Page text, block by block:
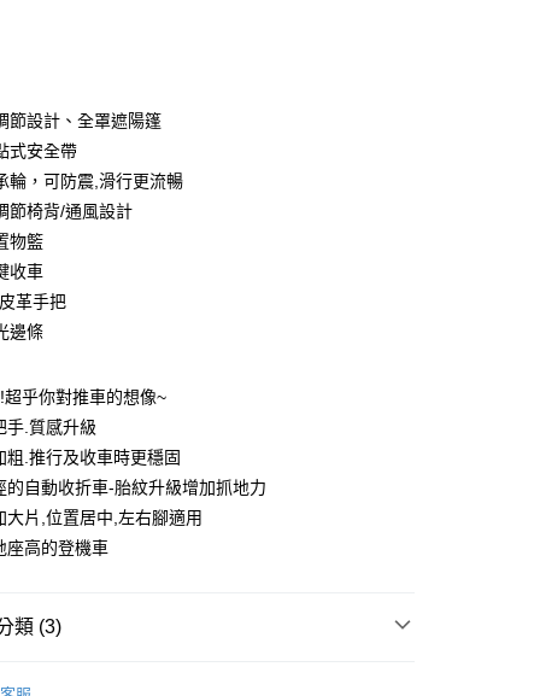
費
送
節設計、全罩遮陽篷
式安全帶
輪，可防震,滑行更流暢
節椅背/通風設計
物籃
收車
革手把
邊條
乎你對推車的想像~
.質感升級
.推行及收車時更穩固
自動收折車-胎紋升級增加抓地力
片,位置居中,左右腳適用
高的登機車
類 (3)